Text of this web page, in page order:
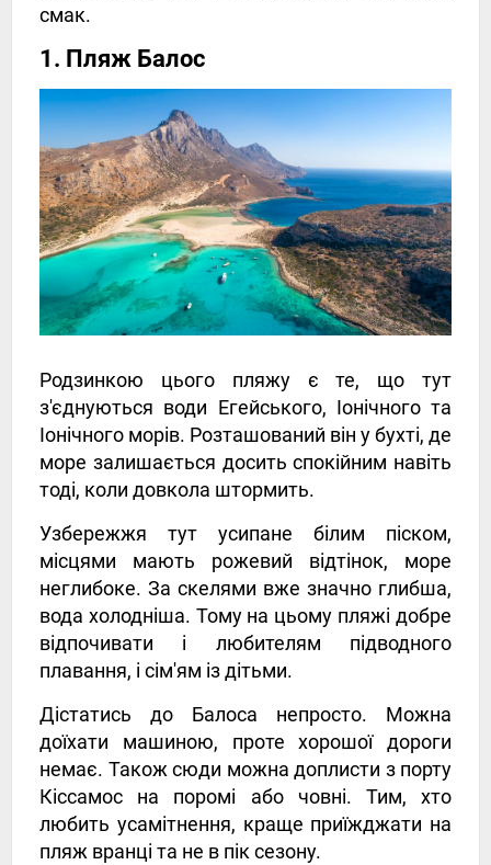
смак.
1. Пляж Балос
Родзинкою цього пляжу є те, що тут
з'єднуються води Егейського, Іонічного та
Іонічного морів. Розташований він у бухті, де
море залишається досить спокійним навіть
тоді, коли довкола штормить.
Узбережжя тут усипане білим піском,
місцями мають рожевий відтінок, море
неглибоке. За скелями вже значно глибша,
вода холодніша. Тому на цьому пляжі добре
відпочивати і любителям підводного
плавання, і сім'ям із дітьми.
Дістатись до Балоса непросто. Можна
доїхати машиною, проте хорошої дороги
немає. Також сюди можна доплисти з порту
Кіссамос на поромі або човні. Тим, хто
любить усамітнення, краще приїжджати на
пляж вранці та не в пік сезону.